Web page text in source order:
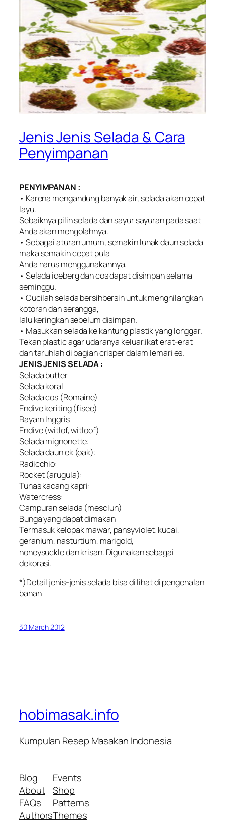
Jenis Jenis Selada & Cara
Penyimpanan
PENYIMPANAN :
• Karena mengandung banyak air, selada akan cepat
layu.
Sebaiknya pilih selada dan sayur sayuran pada saat
Anda akan mengolahnya.
• Sebagai aturan umum, semakin lunak daun selada
maka semakin cepat pula
Anda harus menggunakannya.
• Selada iceberg dan cos dapat disimpan selama
seminggu.
• Cucilah selada bersihbersih untuk menghilangkan
kotoran dan serangga,
lalu keringkan sebelum disimpan.
• Masukkan selada ke kantung plastik yang longgar.
Tekan plastic agar udaranya keluar,ikat erat-erat
dan taruhlah di bagian crisper dalam lemari es.
JENIS JENIS SELADA :
Selada butter
Selada koral
Selada cos (Romaine)
Endive keriting (fisee)
Bayam Inggris
Endive (witlof, witloof)
Selada mignonette:
Selada daun ek (oak):
Radicchio:
Rocket (arugula):
Tunas kacang kapri:
Watercress:
Campuran selada (mesclun)
Bunga yang dapat dimakan
Termasuk kelopak mawar, pansyviolet, kucai,
geranium, nasturtium, marigold,
honeysuckle dan krisan. Digunakan sebagai
dekorasi.
*)Detail jenis-jenis selada bisa di lihat di pengenalan
bahan
30 March 2012
hobimasak.info
Kumpulan Resep Masakan Indonesia
Blog
About
FAQs
Authors
Events
Shop
Patterns
Themes